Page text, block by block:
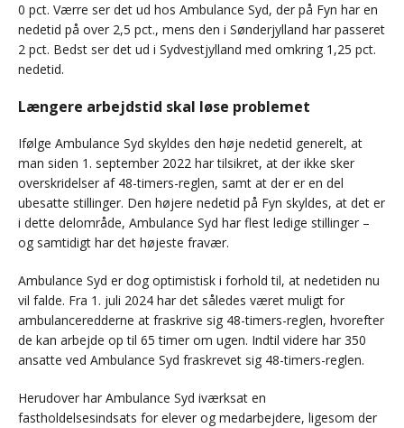
0 pct. Værre ser det ud hos Ambulance Syd, der på Fyn har en
nedetid på over 2,5 pct., mens den i Sønderjylland har passeret
2 pct. Bedst ser det ud i Sydvestjylland med omkring 1,25 pct.
nedetid.
Længere arbejdstid skal løse problemet
Ifølge Ambulance Syd skyldes den høje nedetid generelt, at
man siden 1. september 2022 har tilsikret, at der ikke sker
overskridelser af 48-timers-reglen, samt at der er en del
ubesatte stillinger. Den højere nedetid på Fyn skyldes, at det er
i dette delområde, Ambulance Syd har flest ledige stillinger –
og samtidigt har det højeste fravær.
Ambulance Syd er dog optimistisk i forhold til, at nedetiden nu
vil falde. Fra 1. juli 2024 har det således været muligt for
ambulanceredderne at fraskrive sig 48-timers-reglen, hvorefter
de kan arbejde op til 65 timer om ugen. Indtil videre har 350
ansatte ved Ambulance Syd fraskrevet sig 48-timers-reglen.
Herudover har Ambulance Syd iværksat en
fastholdelsesindsats for elever og medarbejdere, ligesom der